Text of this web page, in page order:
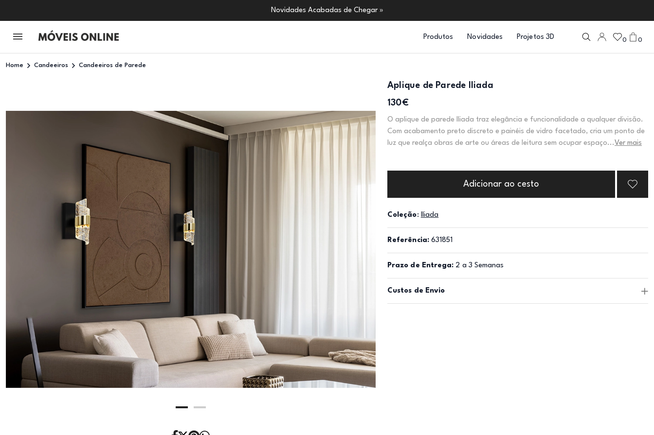
Novidades Acabadas de Chegar »
Produtos Novidades Projetos 3D 0 0
Home Candeeiros Candeeiros de Parede
Aplique de Parede Iliada
130€
O aplique de parede Iliada traz elegância e funcionalidade a qualquer divisão.
Com acabamento preto discreto e painéis de vidro facetado, cria um ponto de
luz que realça obras de arte ou áreas de leitura sem ocupar espaço... Ver mais
Adicionar ao cesto
Coleção: Iliada
Referência: 631851
Prazo de Entrega: 2 a 3 Semanas
Custos de Envio